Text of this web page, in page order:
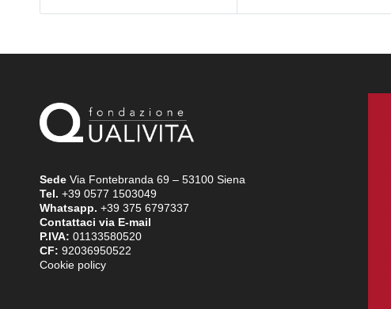
Sede Via Fontebranda 69 – 53100 Siena
Tel. +39 0577 1503049
Whatsapp. +39 375 6797337
Contattaci via E-mail
P.IVA: 01133580520
CF: 92036950522
Cookie policy